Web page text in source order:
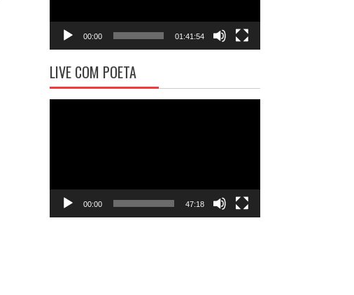
00:00 01:41:54
LIVE COM POETA
00:00 47:18